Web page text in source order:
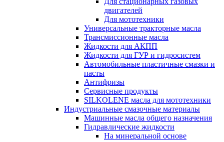
двигателей
Для мототехники
Универсальные тракторные масла
Трансмиссионные масла
Жидкости для АКПП
Жидкости для ГУР и гидросистем
Автомобильные пластичные смазки и
пасты
Антифризы
Сервисные продукты
SILKOLENE масла для мототехники
Индустриальные смазочные материалы
Машинные масла общего назначения
Гидравлические жидкости
На минеральной основе